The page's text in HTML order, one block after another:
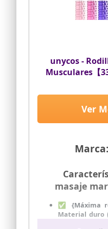
materiales
úsalo en casa.
unycos -
Musculares【
para Fitness,
Roller |
Automasaje
Ver
masaje
✅ {Máxima
Material duro